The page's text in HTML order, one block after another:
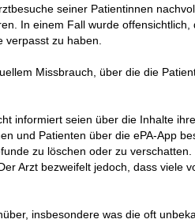
seiner Patientinnen
In einem Fall wurde offensichtlich,
zu haben.
Missbrauch, über die die
informiert seien über die Inhalte
und Patienten über die ePA-App
zu löschen oder zu
Arzt bezweifelt jedoch, dass viele
insbesondere was die oft